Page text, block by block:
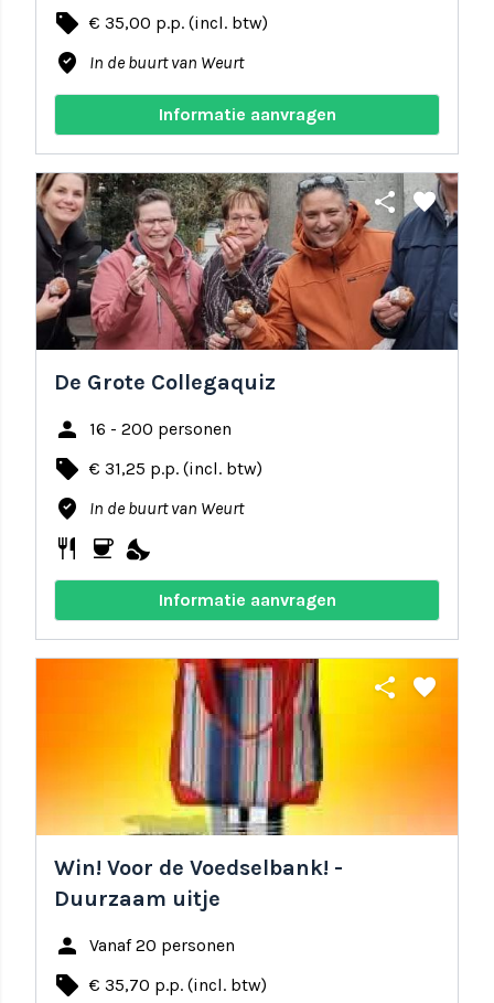
local_offer € 35,00 p.p. (incl. btw)
where_to_vote In de buurt van Weurt
Informatie aanvragen
share favorite
De Grote Collegaquiz
person 16 - 200 personen
local_offer € 31,25 p.p. (incl. btw)
where_to_vote In de buurt van Weurt
restaurant coffee nights_stay
Informatie aanvragen
share favorite
Win! Voor de Voedselbank! -
Duurzaam uitje
person Vanaf 20 personen
local_offer € 35,70 p.p. (incl. btw)